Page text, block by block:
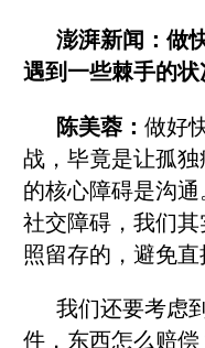
澎湃新闻：做
遇到一些棘手的状
陈美蓉： 做好
战，毕竟是让孤
的核心障碍是沟
社交障碍，我们
照留存的，避免直
我们还要考虑
件，东西怎么赔